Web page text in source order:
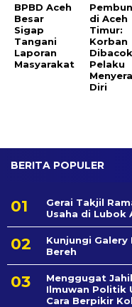
BPBD Aceh
Besar
Sigap
Tangani
Laporan
Masyarakat
di Aceh
Timur:
Korban
Pelaku
Diri
BERITA POPULER
Gerai Takjil
Usaha di Lubok
Kunjungi Galery
Bereh
Menggugat
Ilmuwan Politik
Cara Berpikir